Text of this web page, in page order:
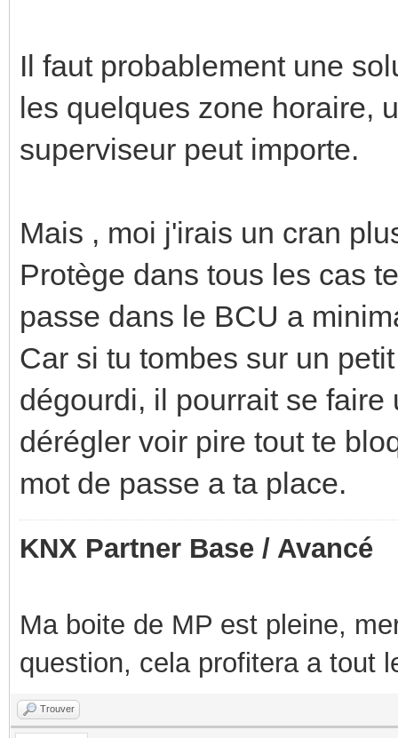
Il faut probablement une
les quelques zone horaire,
superviseur peut importe.
Mais , moi j'irais un cran
Protège dans tous les cas
passe dans le BCU a
Car si tu tombes sur un
dégourdi, il pourrait se
dérégler voir pire tout te
mot de passe a ta place.
KNX Partner Base / Avancé
Ma boite de MP est pleine,
question, cela profitera a tout
Trouver